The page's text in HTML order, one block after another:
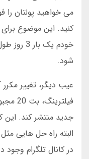
می خواهید پولتان را
کنید. این موضوع
خودم یک
شود.
عیب دیگر، تغییر
جدید منتشر کند. این
در کانال تلگرام وجود